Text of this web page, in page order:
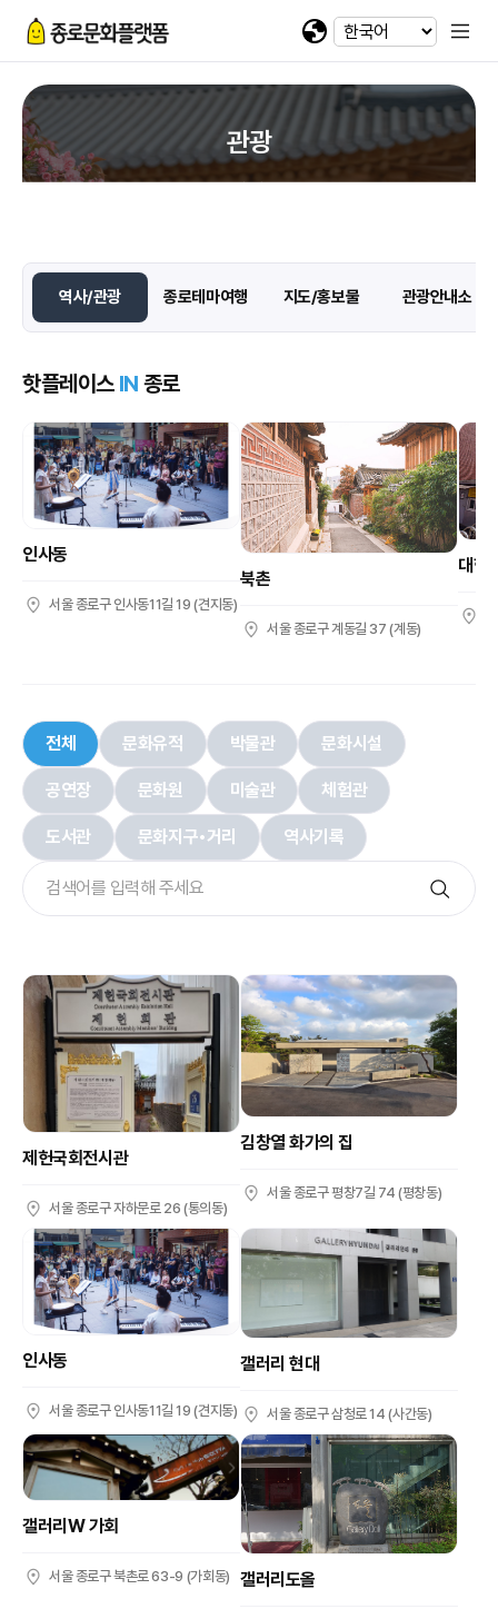
관광
역사/관광 종로테마여행 지도/홍보물 관광안내소
핫플레이스 IN 종로
인사동
서울 종로구 인사동11길 19 (견지동)
북촌
서울 종로구 계동길 37 (계동)
대학
전체 문화유적 박물관 문화시설
공연장 문화원 미술관 체험관
도서관 문화지구•거리 역사기록
제헌국회전시관
서울 종로구 자하문로 26 (통의동)
김창열 화가의 집
서울 종로구 평창7길 74 (평창동)
인사동
서울 종로구 인사동11길 19 (견지동)
갤러리 현대
서울 종로구 삼청로 14 (사간동)
갤러리W 가회
서울 종로구 북촌로 63-9 (가회동) 갤러리도올
카카오 로그인
네이버 로그인
일회용 로그인
이메일
@
jpg, jpeg, png, pdf 파일만 업로드 가능합니다. (10MB 이하)
첨부파일
공연명 선택
번호 선택
회차정보 발급수량
선택